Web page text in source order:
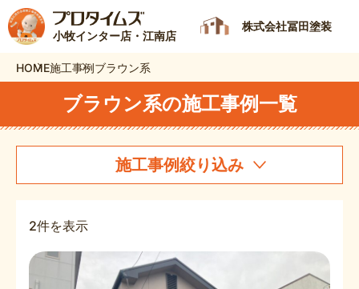
小牧インター店・江南店
株式会社冨田塗装
HOME施工事例ブラウン系
ブラウン系の施工事例一覧
施工事例絞り込み
2件を表示